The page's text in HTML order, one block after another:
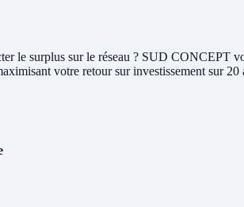
le surplus sur le réseau ? SUD CONCEPT
votre retour sur investissement sur 20